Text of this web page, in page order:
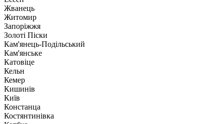
Жванець
Житомир
Запоріжжя
Золоті Піски
Кам'янець-Подільський
Кам'янське
Катовіце
Кельн
Кемер
Кишинів
Київ
Констанца
Костянтинівка